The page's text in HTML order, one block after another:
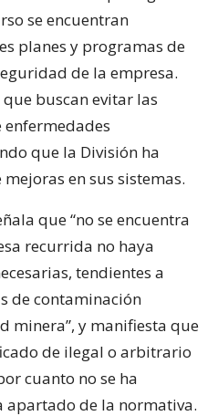
se encuentran
planes y programas de
de la empresa.
buscan evitar las
enfermedades
que la División ha
en sus sistemas.
que “no se encuentra
recurrida no haya
tendientes a
de contaminación
minera”, y manifiesta que
de ilegal o arbitrario
cuanto no se ha
apartado de la normativa.